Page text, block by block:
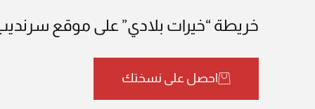
خريطة “خيرات بلادي” على موقع
احصل على نسختك